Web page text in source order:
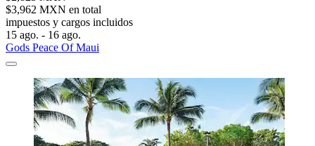
$3,962 MXN en total
impuestos y cargos incluidos
15 ago. - 16 ago.
Gods Peace Of Maui